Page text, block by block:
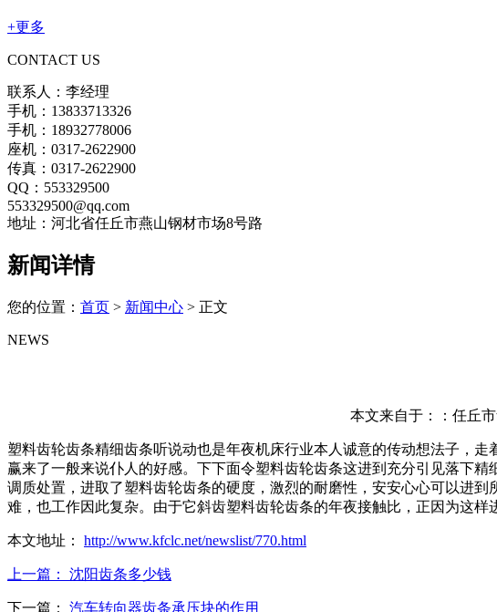
+更多
CONTACT US
联系人：李经理
手机：13833713326
手机：18932778006
座机：0317-2622900
传真：0317-2622900
QQ：553329500
553329500@qq.com
地址：河北省任丘市燕山钢材市场8号路
新闻详情
您的位置： 首页 > 新闻中心 > 正文
NEWS
本文来自于：：任丘
塑料齿轮齿条精细齿条听说动也是年夜机床行业本人诚意的传动想法子，
赢来了一般来说仆人的好感。下下面令塑料齿轮齿条这进到充分引见落下
调质处置，进取了塑料齿轮齿条的硬度，激烈的耐磨性，安安心心可以进
难，也工作因此复杂。由于它斜齿塑料齿轮齿条的年夜接触比，正因为这
本文地址： http://www.kfclc.net/newslist/770.html
上一篇： 沈阳齿条多少钱
下一篇： 汽车转向器齿条承压块的作用